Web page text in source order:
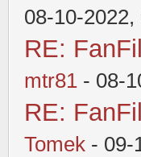
08-10-2022,
RE:
mtr81 - 08-
RE:
Tomek - 09-